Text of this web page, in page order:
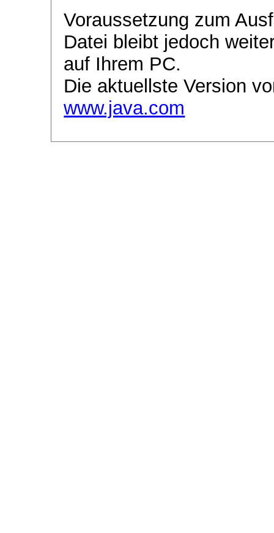
Voraussetzung zum
Datei bleibt jedoch
auf Ihrem PC.
Die aktuellste Version
www.java.com